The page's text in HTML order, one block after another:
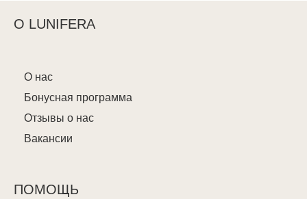
О LUNIFERA
О нас
Бонусная программа
Отзывы о нас
Вакансии
ПОМОЩЬ